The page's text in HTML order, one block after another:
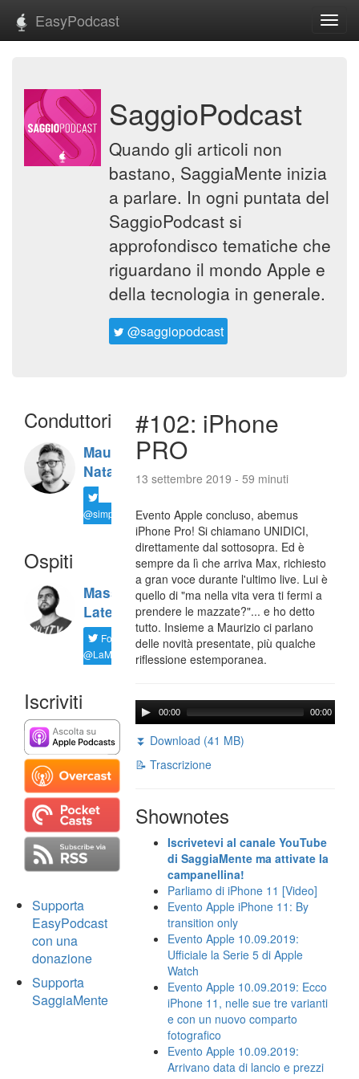
EasyPodcast
SaggioPodcast
Quando gli articoli non
bastano, SaggiaMente inizia
a parlare. In ogni puntata del
SaggioPodcast si
approfondisco tematiche che
riguardano il mondo Apple e
della tecnologia in generale.
@saggiopodcast
Conduttori
Maurizio
Natali
@simplemal
Ospiti
Massimiliano
Latella
Follow
@LaMaxImages
Iscriviti
Supporta
EasyPodcast
con una
donazione
Supporta
SaggiaMente
#102: iPhone
PRO
13 settembre 2019 - 59 minuti
Evento Apple concluso, abemus
iPhone Pro! Si chiamano UNIDICI,
direttamente dal sottosopra. Ed è
sempre da lì che arriva Max, richiesto
a gran voce durante l'ultimo live. Lui è
quello di "ma nella vita vera ti fermi a
prendere le mazzate?"... e ho detto
tutto. Insieme a Maurizio ci parlano
delle novità presentate, più qualche
riflessione estemporanea.
00:00 00:00
⏬ Download (41 MB)
📝 Trascrizione
Shownotes
Iscrivetevi al canale YouTube
di SaggiaMente ma attivate la
campanellina!
Parliamo di iPhone 11 [Video]
Evento Apple iPhone 11: By
transition only
Evento Apple 10.09.2019:
Ufficiale la Serie 5 di Apple
Watch
Evento Apple 10.09.2019: Ecco
iPhone 11, nelle sue tre varianti
e con un nuovo comparto
fotografico
Evento Apple 10.09.2019:
Arrivano data di lancio e prezzi